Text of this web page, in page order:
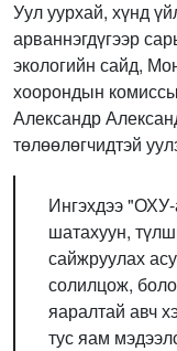
Уул уурхай, хүнд
арваннэгдүгээр
экологийн сайд,
хоорондын
Александр
төлөөлөгчидтэй
Ингэхдээ
шатахуун,
сайжруулах
солилцож,
яаралтай авч
тус яам